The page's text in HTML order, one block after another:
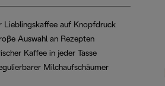
Lieblingskaffee auf Knopfdruck
Auswahl an Rezepten
Kaffee in jeder Tasse
Milchaufschäumer